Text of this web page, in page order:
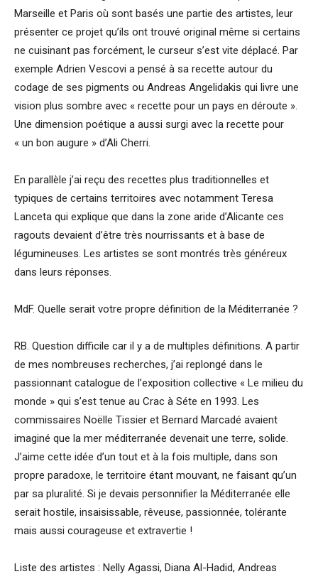
Marseille et Paris où sont basés une partie des artistes, leur
présenter ce projet qu’ils ont trouvé original même si certains
ne cuisinant pas forcément, le curseur s’est vite déplacé. Par
exemple Adrien Vescovi a pensé à sa recette autour du
codage de ses pigments ou Andreas Angelidakis qui livre une
vision plus sombre avec « recette pour un pays en déroute ».
Une dimension poétique a aussi surgi avec la recette pour
« un bon augure » d’Ali Cherri.
En parallèle j’ai reçu des recettes plus traditionnelles et
typiques de certains territoires avec notamment Teresa
Lanceta qui explique que dans la zone aride d’Alicante ces
ragouts devaient d’être très nourrissants et à base de
légumineuses. Les artistes se sont montrés très généreux
dans leurs réponses.
MdF. Quelle serait votre propre définition de la Méditerranée ?
RB. Question difficile car il y a de multiples définitions. A partir
de mes nombreuses recherches, j’ai replongé dans le
passionnant catalogue de l’exposition collective « Le milieu du
monde » qui s’est tenue au Crac à Séte en 1993. Les
commissaires Noëlle Tissier et Bernard Marcadé avaient
imaginé que la mer méditerranée devenait une terre, solide.
J’aime cette idée d’un tout et à la fois multiple, dans son
propre paradoxe, le territoire étant mouvant, ne faisant qu’un
par sa pluralité. Si je devais personnifier la Méditerranée elle
serait hostile, insaisissable, rêveuse, passionnée, tolérante
mais aussi courageuse et extravertie !
Liste des artistes : Nelly Agassi, Diana Al-Hadid, Andreas